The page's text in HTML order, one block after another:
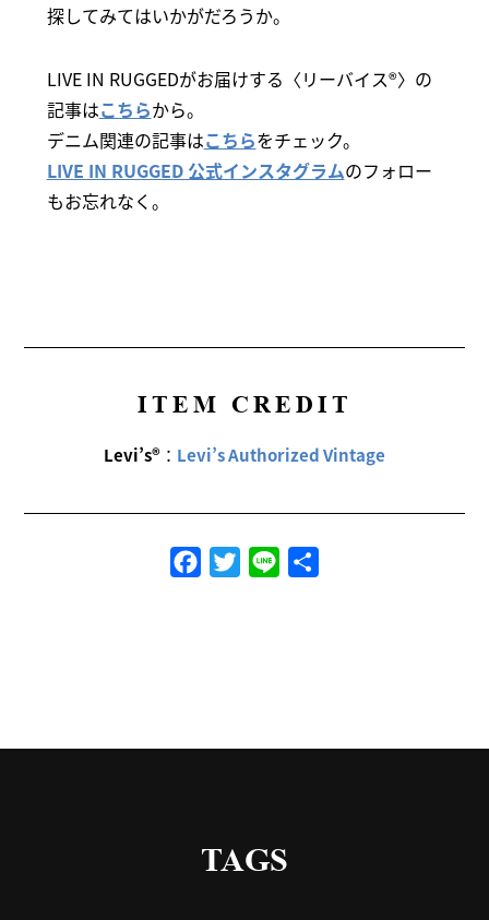
探してみてはいかがだろうか。
LIVE IN RUGGEDがお届けする〈リーバイス®〉の
記事はこちらから。
デニム関連の記事はこちらをチェック。
LIVE IN RUGGED 公式インスタグラムのフォロー
もお忘れなく。
ITEM CREDIT
Levi’s® ： Levi’s Authorized Vintage
FacebookTwitterLine
TAGS